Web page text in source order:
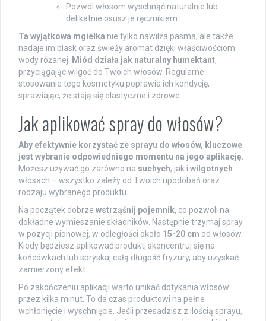
Pozwól włosom wyschnąć naturalnie lub
delikatnie osusz je ręcznikiem.
Ta wyjątkowa mgiełka nie tylko nawilża pasma, ale także
nadaje im blask oraz świeży aromat dzięki właściwościom
wody różanej. Miód działa jak naturalny humektant,
przyciągając wilgoć do Twoich włosów. Regularne
stosowanie tego kosmetyku poprawia ich kondycję,
sprawiając, że stają się elastyczne i zdrowe.
Jak aplikować spray do włosów?
Aby efektywnie korzystać ze sprayu do włosów, kluczowe
jest wybranie odpowiedniego momentu na jego aplikację.
Możesz używać go zarówno na suchych, jak i wilgotnych
włosach – wszystko zależy od Twoich upodobań oraz
rodzaju wybranego produktu.
Na początek dobrze wstrząśnij pojemnik, co pozwoli na
dokładne wymieszanie składników. Następnie trzymaj spray
w pozycji pionowej, w odległości około 15-20 cm od włosów.
Kiedy będziesz aplikować produkt, skoncentruj się na
końcówkach lub spryskaj całą długość fryzury, aby uzyskać
zamierzony efekt.
Po zakończeniu aplikacji warto unikać dotykania włosów
przez kilka minut. To da czas produktowi na pełne
wchłonięcie i wyschnięcie. Jeśli przesadzisz z ilością sprayu,